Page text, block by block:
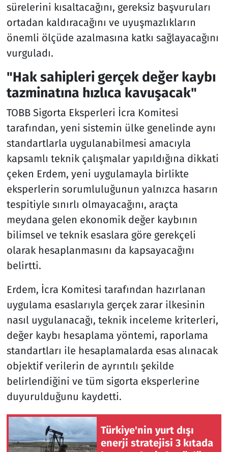
sürelerini kısaltacağını, gereksiz başvuruları
ortadan kaldıracağını ve uyuşmazlıkların
önemli ölçüde azalmasına katkı sağlayacağını
vurguladı.
"Hak sahipleri gerçek değer kaybı
tazminatına hızlıca kavuşacak"
TOBB Sigorta Eksperleri İcra Komitesi
tarafından, yeni sistemin ülke genelinde aynı
standartlarla uygulanabilmesi amacıyla
kapsamlı teknik çalışmalar yapıldığına dikkati
çeken Erdem, yeni uygulamayla birlikte
eksperlerin sorumluluğunun yalnızca hasarın
tespitiyle sınırlı olmayacağını, araçta
meydana gelen ekonomik değer kaybının
bilimsel ve teknik esaslara göre gerekçeli
olarak hesaplanmasını da kapsayacağını
belirtti.
Erdem, İcra Komitesi tarafından hazırlanan
uygulama esaslarıyla gerçek zarar ilkesinin
nasıl uygulanacağı, teknik inceleme kriterleri,
değer kaybı hesaplama yöntemi, raporlama
standartları ile hesaplamalarda esas alınacak
objektif verilerin de ayrıntılı şekilde
belirlendiğini ve tüm sigorta eksperlerine
duyurulduğunu kaydetti.
Türkiye'nin yurt dışı
enerji stratejisi 3 kıtada